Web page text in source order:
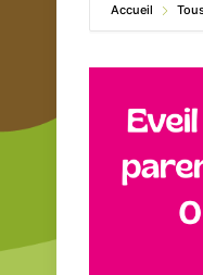
Accueil